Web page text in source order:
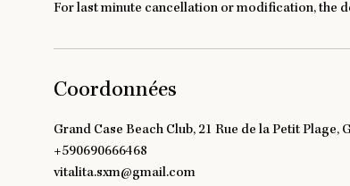
For last minute cancellation or modification, the
Coordonnées
Grand Case Beach Club, 21 Rue de la Petit Plage,
+590690666468
vitalita.sxm@gmail.com